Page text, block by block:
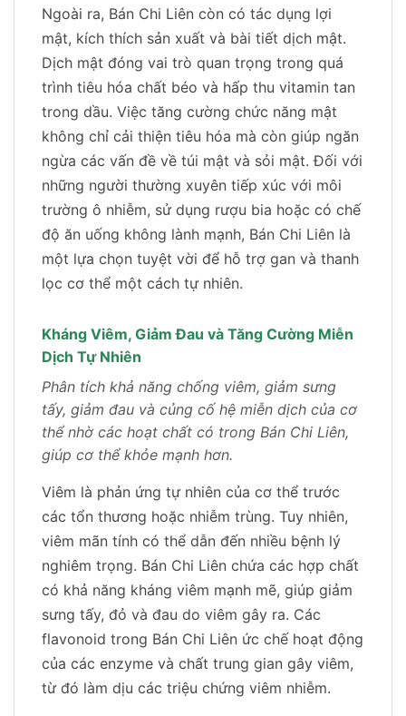
Ngoài ra, Bán Chi Liên còn có tác dụng lợi
mật, kích thích sản xuất và bài tiết dịch mật.
Dịch mật đóng vai trò quan trọng trong quá
trình tiêu hóa chất béo và hấp thu vitamin tan
trong dầu. Việc tăng cường chức năng mật
không chỉ cải thiện tiêu hóa mà còn giúp ngăn
ngừa các vấn đề về túi mật và sỏi mật. Đối với
những người thường xuyên tiếp xúc với môi
trường ô nhiễm, sử dụng rượu bia hoặc có chế
độ ăn uống không lành mạnh, Bán Chi Liên là
một lựa chọn tuyệt vời để hỗ trợ gan và thanh
lọc cơ thể một cách tự nhiên.
Kháng Viêm, Giảm Đau và Tăng Cường Miễn
Dịch Tự Nhiên
Phân tích khả năng chống viêm, giảm sưng
tấy, giảm đau và củng cố hệ miễn dịch của cơ
thể nhờ các hoạt chất có trong Bán Chi Liên,
giúp cơ thể khỏe mạnh hơn.
Viêm là phản ứng tự nhiên của cơ thể trước
các tổn thương hoặc nhiễm trùng. Tuy nhiên,
viêm mãn tính có thể dẫn đến nhiều bệnh lý
nghiêm trọng. Bán Chi Liên chứa các hợp chất
có khả năng kháng viêm mạnh mẽ, giúp giảm
sưng tấy, đỏ và đau do viêm gây ra. Các
flavonoid trong Bán Chi Liên ức chế hoạt động
của các enzyme và chất trung gian gây viêm,
từ đó làm dịu các triệu chứng viêm nhiễm.